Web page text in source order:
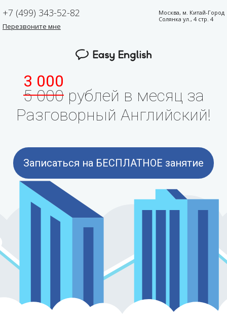
+7 (499) 343-52-82
Перезвоните мне
Москва, м. Китай-Город
Солянка ул., 4 стр. 4
3 000
5 000рублей в месяц за
Разговорный Английский!
Записаться на БЕСПЛАТНОЕ занятие